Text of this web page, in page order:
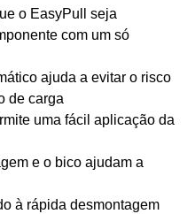
o EasyPull seja
com um só
ajuda a evitar o risco
de carga
uma fácil aplicação da
e o bico ajudam a
à rápida desmontagem